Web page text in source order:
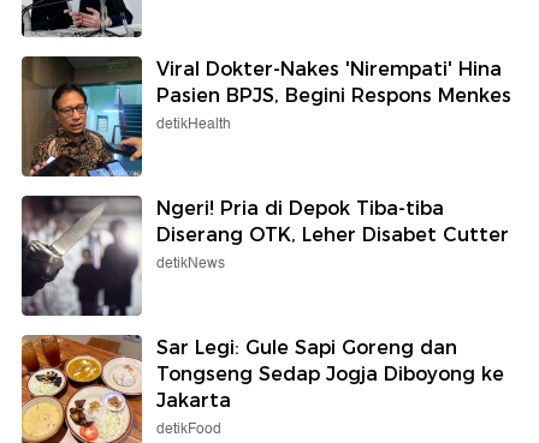
Viral Dokter-Nakes 'Nirempati' Hina
Pasien BPJS, Begini Respons Menkes
detikHealth
Ngeri! Pria di Depok Tiba-tiba
Diserang OTK, Leher Disabet Cutter
detikNews
Sar Legi: Gule Sapi Goreng dan
Tongseng Sedap Jogja Diboyong ke
Jakarta
detikFood